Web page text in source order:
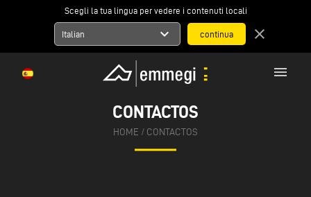
Scegli la tua lingua per vedere i contenuti locali
Italian expand_more close
menu
CONTACTOS
HOME / CONTACTOS